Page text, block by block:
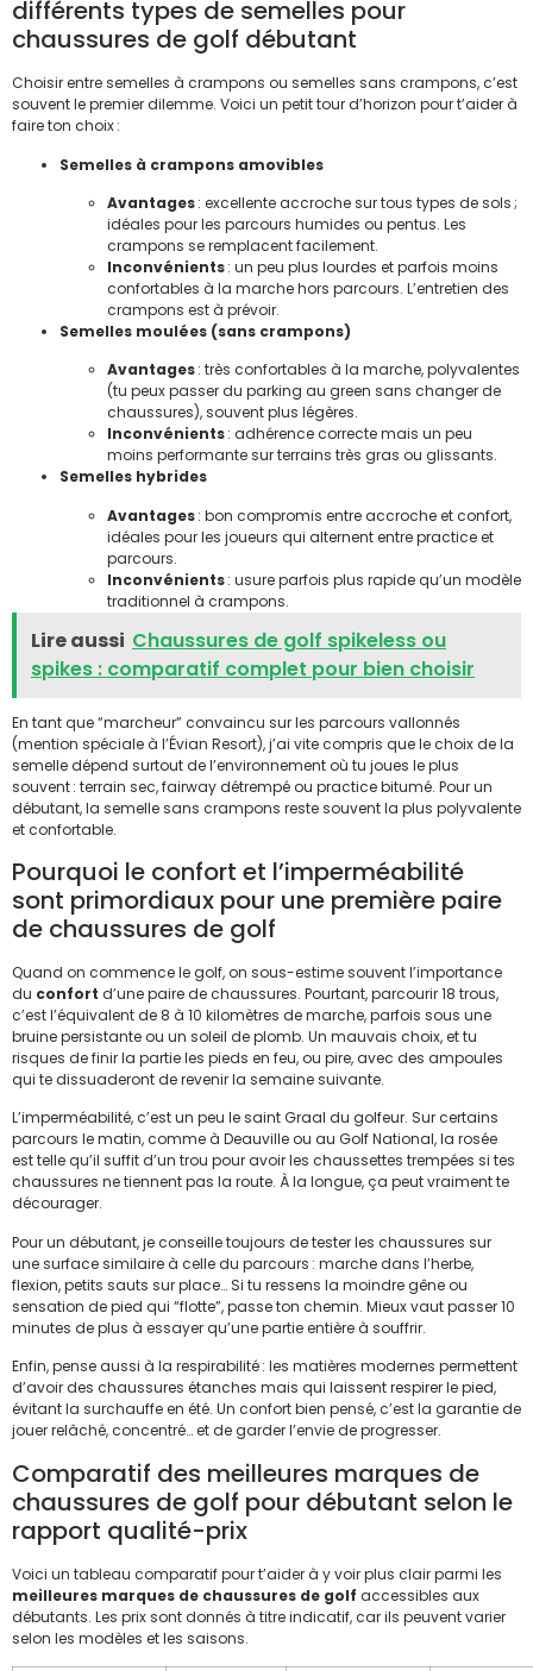
différents types de semelles pour
chaussures de golf débutant
Choisir entre semelles à crampons ou semelles sans crampons, c’est
souvent le premier dilemme. Voici un petit tour d’horizon pour t’aider à
faire ton choix :
Semelles à crampons amovibles
Avantages: excellente accroche sur tous types de sols ;
idéales pour les parcours humides ou pentus. Les
crampons se remplacent facilement.
Inconvénients: un peu plus lourdes et parfois moins
confortables à la marche hors parcours. L’entretien des
crampons est à prévoir.
Semelles moulées (sans crampons)
Avantages: très confortables à la marche, polyvalentes
(tu peux passer du parking au green sans changer de
chaussures), souvent plus légères.
Inconvénients: adhérence correcte mais un peu
moins performante sur terrains très gras ou glissants.
Semelles hybrides
Avantages: bon compromis entre accroche et confort,
idéales pour les joueurs qui alternent entre practice et
parcours.
Inconvénients: usure parfois plus rapide qu’un modèle
traditionnel à crampons.
Lire aussi Chaussures de golf spikeless ou
spikes : comparatif complet pour bien choisir
En tant que “marcheur” convaincu sur les parcours vallonnés
(mention spéciale à l’Évian Resort), j’ai vite compris que le choix de la
semelle dépend surtout de l’environnement où tu joues le plus
souvent : terrain sec, fairway détrempé ou practice bitumé. Pour un
débutant, la semelle sans crampons reste souvent la plus polyvalente
et confortable.
Pourquoi le confort et l’imperméabilité
sont primordiaux pour une première paire
de chaussures de golf
Quand on commence le golf, on sous-estime souvent l’importance
du confort d’une paire de chaussures. Pourtant, parcourir 18 trous,
c’est l’équivalent de 8 à 10 kilomètres de marche, parfois sous une
bruine persistante ou un soleil de plomb. Un mauvais choix, et tu
risques de finir la partie les pieds en feu, ou pire, avec des ampoules
qui te dissuaderont de revenir la semaine suivante.
L’imperméabilité, c’est un peu le saint Graal du golfeur. Sur certains
parcours le matin, comme à Deauville ou au Golf National, la rosée
est telle qu’il suffit d’un trou pour avoir les chaussettes trempées si tes
chaussures ne tiennent pas la route. À la longue, ça peut vraiment te
décourager.
Pour un débutant, je conseille toujours de tester les chaussures sur
une surface similaire à celle du parcours : marche dans l’herbe,
flexion, petits sauts sur place… Si tu ressens la moindre gêne ou
sensation de pied qui “flotte”, passe ton chemin. Mieux vaut passer 10
minutes de plus à essayer qu’une partie entière à souffrir.
Enfin, pense aussi à la respirabilité : les matières modernes permettent
d’avoir des chaussures étanches mais qui laissent respirer le pied,
évitant la surchauffe en été. Un confort bien pensé, c’est la garantie de
jouer relâché, concentré… et de garder l’envie de progresser.
Comparatif des meilleures marques de
chaussures de golf pour débutant selon le
rapport qualité-prix
Voici un tableau comparatif pour t’aider à y voir plus clair parmi les
meilleures marques de chaussures de golf accessibles aux
débutants. Les prix sont donnés à titre indicatif, car ils peuvent varier
selon les modèles et les saisons.